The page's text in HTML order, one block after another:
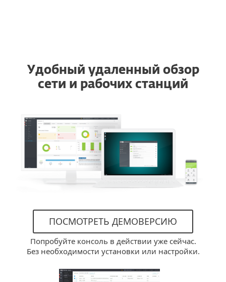
Удобный удаленный обзор
сети и рабочих станций
ПОСМОТРЕТЬ ДЕМОВЕРСИЮ
Попробуйте консоль в действии уже сейчас.
Без необходимости установки или настройки.